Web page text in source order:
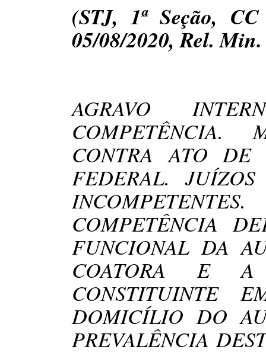
(STJ, 1ª Seção,
05/08/2020, Rel.
AGRAVO
COMPETÊNCIA.
CONTRA ATO DE
FEDERAL.
COMPETÊNCIA
FUNCIONAL DA
COATORA E A
CONSTITUINTE
DOMICÍLIO DO
PREVALÊNCIA